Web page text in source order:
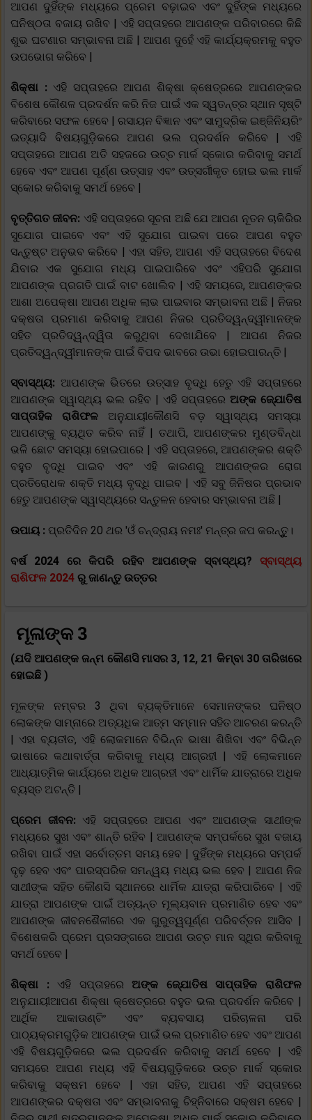
ଆପଣ ଦୁହିଁଙ୍କ ମଧ୍ୟରେ ପ୍ରେମ ବଢ଼ାଇବ ଏବଂ ଦୁହିଁଙ୍କ ମଧ୍ୟରେ
ଘନିଷ୍ଠତା ବଜାୟ ରଖିବ | ଏହି ସପ୍ତାହରେ ଆପଣଙ୍କ ପରିବାରରେ କିଛି
ଶୁଭ ଘଟଣାର ସମ୍ଭାବନା ଅଛି | ଆପଣ ଦୁହେଁ ଏହି କାର୍ଯ୍ୟକ୍ରମକୁ ବହୁତ
ଉପଭୋଗ କରିବେ |
ଶିକ୍ଷା : ଏହି ସପ୍ତାହରେ ଆପଣ ଶିକ୍ଷା କ୍ଷେତ୍ରରେ ଆପଣଙ୍କର
ବିଶେଷ କୌଶଳ ପ୍ରଦର୍ଶନ କରି ନିଜ ପାଇଁ ଏକ ସ୍ୱତନ୍ତ୍ର ସ୍ଥାନ ସୃଷ୍ଟି
କରିବାରେ ସଫଳ ହେବେ | ରସାୟନ ବିଜ୍ଞାନ ଏବଂ ସାମୁଦ୍ରିକ ଇଞ୍ଜିନିୟରିଂ
ଇତ୍ୟାଦି ବିଷୟଗୁଡ଼ିକରେ ଆପଣ ଭଲ ପ୍ରଦର୍ଶନ କରିବେ | ଏହି
ସପ୍ତାହରେ ଆପଣ ଅତି ସହଜରେ ଉଚ୍ଚ ମାର୍କ ସ୍କୋର କରିବାକୁ ସମର୍ଥ
ହେବେ ଏବଂ ଆପଣ ପୂର୍ଣ୍ଣ ଉତ୍ସାହ ଏବଂ ଉତ୍ସର୍ଗୀକୃତ ହୋଇ ଭଲ ମାର୍କ
ସ୍କୋର କରିବାକୁ ସମର୍ଥ ହେବେ |
ବୃତ୍ତିଗତ ଜୀବନ: ଏହି ସପ୍ତାହରେ ସୂଚନା ଅଛି ଯେ ଆପଣ ନୂତନ ଚାକିରିର
ସୁଯୋଗ ପାଇବେ ଏବଂ ଏହି ସୁଯୋଗ ପାଇବା ପରେ ଆପଣ ବହୁତ
ସନ୍ତୁଷ୍ଟ ଅନୁଭବ କରିବେ | ଏହା ସହିତ, ଆପଣ ଏହି ସପ୍ତାହରେ ବିଦେଶ
ଯିବାର ଏକ ସୁଯୋଗ ମଧ୍ୟ ପାଇପାରିବେ ଏବଂ ଏହିପରି ସୁଯୋଗ
ଆପଣଙ୍କ ପ୍ରଗତି ପାଇଁ ବାଟ ଖୋଲିବ | ଏହି ସମୟରେ, ଆପଣଙ୍କର
ଆଶା ଅପେକ୍ଷା ଆପଣ ଅଧିକ ଲାଭ ପାଇବାର ସମ୍ଭାବନା ଅଛି | ନିଜର
ଦକ୍ଷତା ପ୍ରମାଣ କରିବାକୁ ଆପଣ ନିଜର ପ୍ରତିଦ୍ୱନ୍ଦ୍ୱୀମାନଙ୍କ
ସହିତ ପ୍ରତିଦ୍ୱନ୍ଦ୍ୱିତା କରୁଥିବା ଦେଖାଯିବେ | ଆପଣ ନିଜର
ପ୍ରତିଦ୍ୱନ୍ଦ୍ୱୀମାନଙ୍କ ପାଇଁ ବିପଦ ଭାବରେ ଉଭା ହୋଇପାରନ୍ତି |
ସ୍ବାସ୍ଥ୍ୟ: ଆପଣଙ୍କ ଭିତରେ ଉତ୍ସାହ ବୃଦ୍ଧି ହେତୁ ଏହି ସପ୍ତାହରେ
ଆପଣଙ୍କ ସ୍ୱାସ୍ଥ୍ୟ ଭଲ ରହିବ | ଏହି ସପ୍ତାହରେ ଅଙ୍କ ଜ୍ଯୋତିଷ
ସାପ୍ତାହିକ ରାଶିଫଳ ଅନୁଯାୟୀକୌଣସି ବଡ଼ ସ୍ୱାସ୍ଥ୍ୟ ସମସ୍ୟା
ଆପଣଙ୍କୁ ବ୍ୟଥିତ କରିବ ନାହିଁ | ତଥାପି, ଆପଣଙ୍କର ମୁଣ୍ଡବିନ୍ଧା
ଭଳି ଛୋଟ ସମସ୍ୟା ହୋଇପାରେ | ଏହି ସପ୍ତାହରେ, ଆପଣଙ୍କର ଶକ୍ତି
ବହୁତ ବୃଦ୍ଧି ପାଇବ ଏବଂ ଏହି କାରଣରୁ ଆପଣଙ୍କର ରୋଗ
ପ୍ରତିରୋଧକ ଶକ୍ତି ମଧ୍ୟ ବୃଦ୍ଧି ପାଇବ | ଏହି ସବୁ ଜିନିଷର ପ୍ରଭାବ
ହେତୁ ଆପଣଙ୍କ ସ୍ୱାସ୍ଥ୍ୟରେ ସନ୍ତୁଳନ ହେବାର ସମ୍ଭାବନା ଅଛି |
ଉପାୟ : ପ୍ରତିଦିନ 20 ଥର 'ଓଁ ଚନ୍ଦ୍ରାୟ ନମଃ' ମନ୍ତ୍ର ଜପ କରନ୍ତୁୁ।
ବର୍ଷ 2024 ରେ କିପରି ରହିବ ଆପଣଙ୍କ ସ୍ବାସ୍ଥ୍ୟ? ସ୍ବାସ୍ଥ୍ୟ
ରାଶିଫଳ 2024 ରୁ ଜାଣନ୍ତୁ ଉତ୍ତର
ମୂଳାଙ୍କ 3
(ଯଦି ଆପଣଙ୍କ ଜନ୍ମ କୌଣସି ମାସର 3, 12, 21 କିମ୍ବା 30 ତାରିଖରେ
ହୋଇଛି )
ମୂଳଙ୍କ ନମ୍ବର 3 ଥିବା ବ୍ୟକ୍ତିମାନେ ସେମାନଙ୍କର ଘନିଷ୍ଠ
ଲୋକଙ୍କ ସାମ୍ନାରେ ଅତ୍ୟଧିକ ଆତ୍ମ ସମ୍ମାନ ସହିତ ଆଚରଣ କରନ୍ତି
| ଏହା ବ୍ୟତୀତ, ଏହି ଲୋକମାନେ ବିଭିନ୍ନ ଭାଷା ଶିଖିବା ଏବଂ ବିଭିନ୍ନ
ଭାଷାରେ କଥାବାର୍ତ୍ତା କରିବାକୁ ମଧ୍ୟ ଆଗ୍ରହୀ | ଏହି ଲୋକମାନେ
ଆଧ୍ୟାତ୍ମିକ କାର୍ଯ୍ୟରେ ଅଧିକ ଆଗ୍ରହୀ ଏବଂ ଧାର୍ମିକ ଯାତ୍ରାରେ ଅଧିକ
ବ୍ୟସ୍ତ ଅଟନ୍ତି |
ପ୍ରେମ ଜୀବନ: ଏହି ସପ୍ତାହରେ ଆପଣ ଏବଂ ଆପଣଙ୍କ ସାଥୀଙ୍କ
ମଧ୍ୟରେ ସୁଖ ଏବଂ ଶାନ୍ତି ରହିବ | ଆପଣଙ୍କ ସମ୍ପର୍କରେ ସୁଖ ବଜାୟ
ରଖିବା ପାଇଁ ଏହା ସର୍ବୋତ୍ତମ ସମୟ ହେବ | ଦୁହିଁଙ୍କ ମଧ୍ୟରେ ସମ୍ପର୍କ
ଦୃଢ଼ ହେବ ଏବଂ ପାରସ୍ପରିକ ସମନ୍ୱୟ ମଧ୍ୟ ଭଲ ହେବ | ଆପଣ ନିଜ
ସାଥୀଙ୍କ ସହିତ କୌଣସି ସ୍ଥାନରେ ଧାର୍ମିକ ଯାତ୍ରା କରିପାରିବେ | ଏହି
ଯାତ୍ରା ଆପଣଙ୍କ ପାଇଁ ଅତ୍ୟନ୍ତ ମୂଲ୍ୟବାନ ପ୍ରମାଣିତ ହେବ ଏବଂ
ଆପଣଙ୍କ ଜୀବନଶୈଳୀରେ ଏକ ଗୁରୁତ୍ୱପୂର୍ଣ୍ଣ ପରିବର୍ତ୍ତନ ଆସିବ |
ବିଶେଷକରି ପ୍ରେମ ପ୍ରସଙ୍ଗରେ ଆପଣ ଉଚ୍ଚ ମାନ ସ୍ଥିର କରିବାକୁ
ସମର୍ଥ ହେବେ |
ଶିକ୍ଷା : ଏହି ସପ୍ତାହରେଅଙ୍କ ଜ୍ଯୋତିଷ ସାପ୍ତାହିକ ରାଶିଫଳ
ଅନୁଯାୟୀଆପଣ ଶିକ୍ଷା କ୍ଷେତ୍ରରେ ବହୁତ ଭଲ ପ୍ରଦର୍ଶନ କରିବେ |
ଆର୍ଥିକ ଆକାଉଣ୍ଟିଂ ଏବଂ ବ୍ୟବସାୟ ପରିଚାଳନା ପରି
ପାଠ୍ୟକ୍ରମଗୁଡ଼ିକ ଆପଣଙ୍କ ପାଇଁ ଭଲ ପ୍ରମାଣିତ ହେବ ଏବଂ ଆପଣ
ଏହି ବିଷୟଗୁଡ଼ିକରେ ଭଲ ପ୍ରଦର୍ଶନ କରିବାକୁ ସମର୍ଥ ହେବେ | ଏହି
ସମୟରେ ଆପଣ ମଧ୍ୟ ଏହି ବିଷୟଗୁଡ଼ିକରେ ଉଚ୍ଚ ମାର୍କ ସ୍କୋର
କରିବାକୁ ସକ୍ଷମ ହେବେ | ଏହା ସହିତ, ଆପଣ ଏହି ସପ୍ତାହରେ
ଆପଣଙ୍କର ଦକ୍ଷତା ଏବଂ ସମ୍ଭାବନାକୁ ଚିହ୍ନିବାରେ ସକ୍ଷମ ହେବେ |